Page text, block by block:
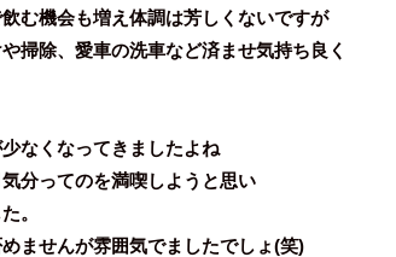
む機会も増え体調は芳しくないですが
掃除、愛車の洗車など済ませ気持ち良く
なくなってきましたよね
分ってのを満喫しようと思い
。
ませんが雰囲気でましたでしょ(笑)